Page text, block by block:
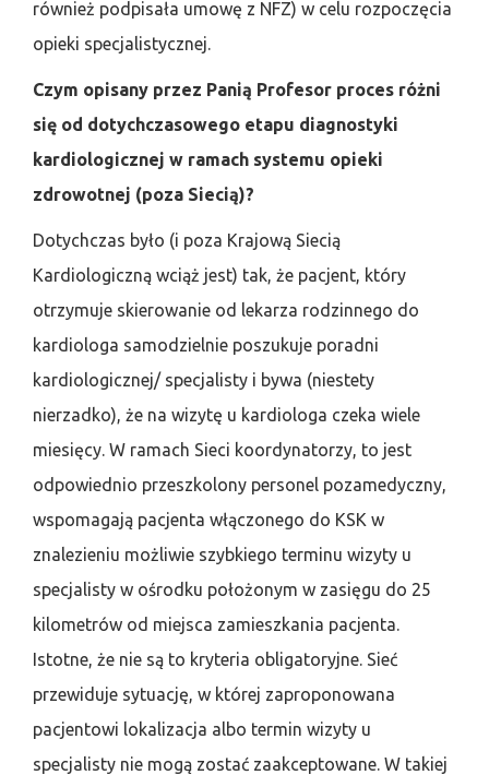
również podpisała umowę z NFZ) w celu rozpoczęcia
opieki specjalistycznej.
Czym opisany przez Panią Profesor proces różni
się od dotychczasowego etapu diagnostyki
kardiologicznej w ramach systemu opieki
zdrowotnej (poza Siecią)?
Dotychczas było (i poza Krajową Siecią
Kardiologiczną wciąż jest) tak, że pacjent, który
otrzymuje skierowanie od lekarza rodzinnego do
kardiologa samodzielnie poszukuje poradni
kardiologicznej/ specjalisty i bywa (niestety
nierzadko), że na wizytę u kardiologa czeka wiele
miesięcy. W ramach Sieci koordynatorzy, to jest
odpowiednio przeszkolony personel pozamedyczny,
wspomagają pacjenta włączonego do KSK w
znalezieniu możliwie szybkiego terminu wizyty u
specjalisty w ośrodku położonym w zasięgu do 25
kilometrów od miejsca zamieszkania pacjenta.
Istotne, że nie są to kryteria obligatoryjne. Sieć
przewiduje sytuację, w której zaproponowana
pacjentowi lokalizacja albo termin wizyty u
specjalisty nie mogą zostać zaakceptowane. W takiej